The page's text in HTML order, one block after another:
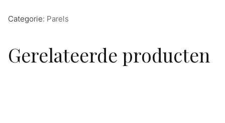
Categorie: Parels
Gerelateerde producten